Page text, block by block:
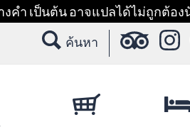
งคำ เป็นต้น อาจแปลได้ไม่ถูกต้อง
ค้นหา